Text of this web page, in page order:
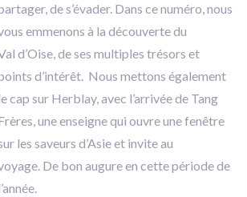
de s’évader. Dans ce numéro, nous
emmenons à la découverte du
d’Oise, de ses multiples trésors et
d’intérêt. Nous mettons également
cap sur Herblay, avec l’arrivée de Tang
une enseigne qui ouvre une fenêtre
les saveurs d’Asie et invite au
De bon augure en cette période de